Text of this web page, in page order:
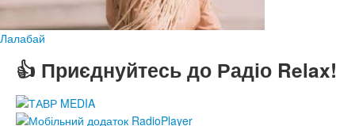
Лалабай
👍 Приєднуйтесь до Радіо Relax!